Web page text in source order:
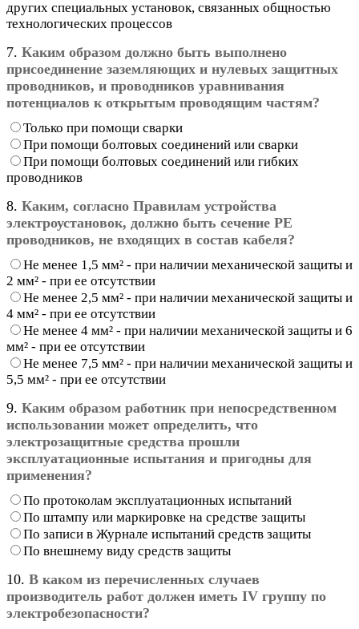
других специальных установок, связанных общностью
технологических процессов
7. Каким образом должно быть выполнено
присоединение заземляющих и нулевых защитных
проводников, и проводников уравнивания
потенциалов к открытым проводящим частям?
Только при помощи сварки
При помощи болтовых соединений или сварки
При помощи болтовых соединений или гибких
проводников
8. Каким, согласно Правилам устройства
электроустановок, должно быть сечение РЕ
проводников, не входящих в состав кабеля?
Не менее 1,5 мм² - при наличии механической защиты и
2 мм² - при ее отсутствии
Не менее 2,5 мм² - при наличии механической защиты и
4 мм² - при ее отсутствии
Не менее 4 мм² - при наличии механической защиты и 6
мм² - при ее отсутствии
Не менее 7,5 мм² - при наличии механической защиты и
5,5 мм² - при ее отсутствии
9. Каким образом работник при непосредственном
использовании может определить, что
электрозащитные средства прошли
эксплуатационные испытания и пригодны для
применения?
По протоколам эксплуатационных испытаний
По штампу или маркировке на средстве защиты
По записи в Журнале испытаний средств защиты
По внешнему виду средств защиты
10. В каком из перечисленных случаев
производитель работ должен иметь IV группу по
электробезопасности?